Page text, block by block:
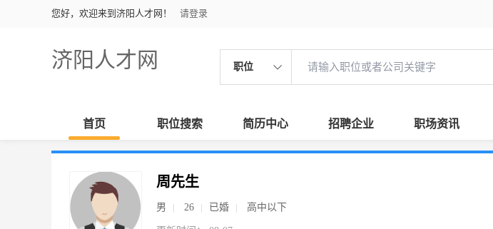
您好，欢迎来到济阳人才网！ 请登录
济阳人才网 职位
首页 职位搜索 简历中心 招聘企业 职场资讯
周先生
男 26 已婚 高中以下